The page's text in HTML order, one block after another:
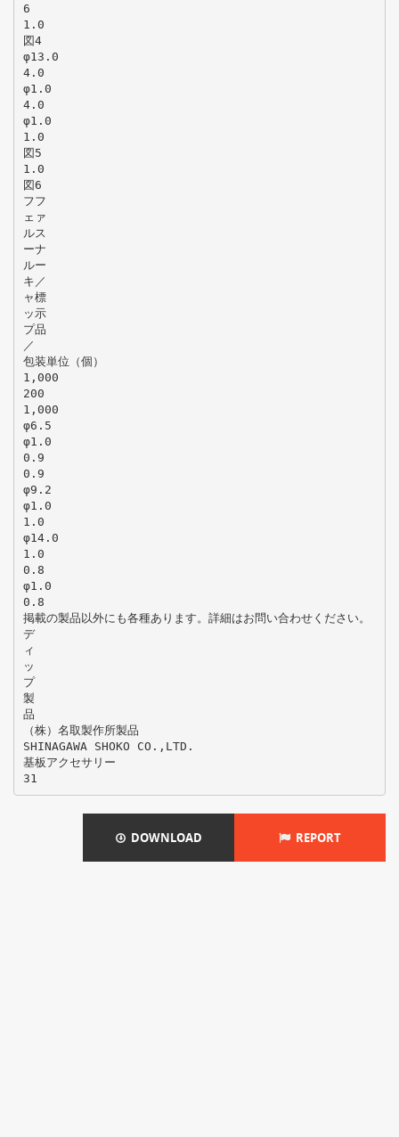
6
1.0
図4
φ13.0
4.0
φ1.0
4.0
φ1.0
1.0
図5
1.0
図6
フフ
ェァ
ルス
ーナ
ルー
キ／
ャ標
ッ示
プ品
／
包装単位（個）
1,000
200
1,000
φ6.5
φ1.0
0.9
0.9
φ9.2
φ1.0
1.0
φ14.0
1.0
0.8
φ1.0
0.8
掲載の製品以外にも各種あります。詳細はお問い合わせください。
デ
ィ
ッ
プ
製
品
（株）名取製作所製品
SHINAGAWA SHOKO CO.,LTD.
基板アクセサリー
DOWNLOAD REPORT